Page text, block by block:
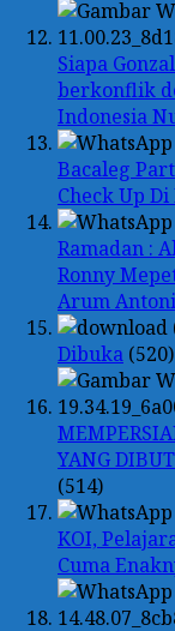
Siapa
berkonflik
Indonesia
Bacaleg
Check Up
Ramadan :
Ronny
Arum
Dibuka (520)
YANG
(514)
KOI,
Cuma